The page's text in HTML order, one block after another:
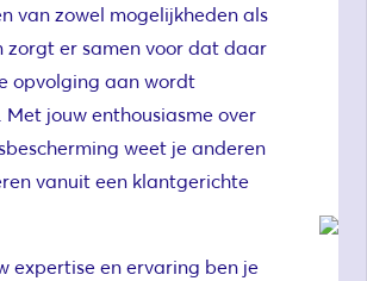
van zowel mogelijkheden als
zorgt er samen voor dat daar
opvolging aan wordt
Met jouw enthousiasme over
weet je anderen
vanuit een klantgerichte
expertise en ervaring ben je